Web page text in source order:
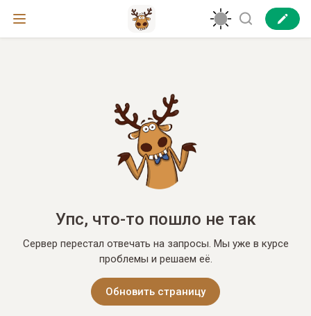
Упс, что-то пошло не так
Сервер перестал отвечать на запросы. Мы уже в курсе
проблемы и решаем её.
Обновить страницу